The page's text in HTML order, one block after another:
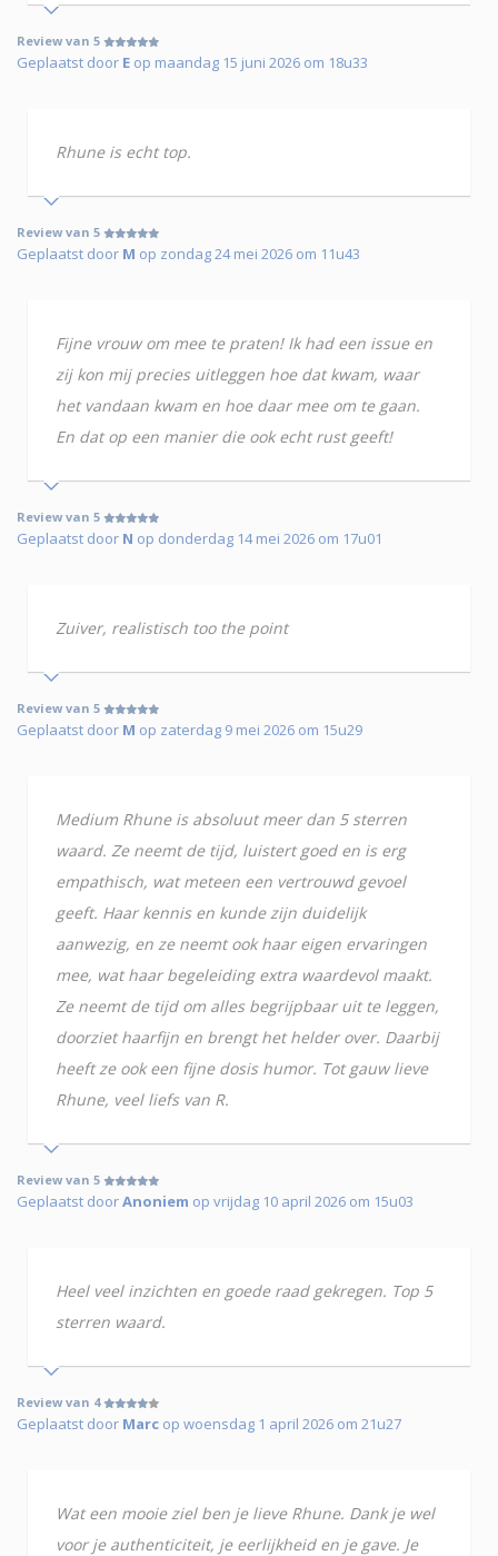
Review van 5
Geplaatst door E op maandag 15 juni 2026 om 18u33
Rhune is echt top.
Review van 5
Geplaatst door M op zondag 24 mei 2026 om 11u43
Fijne vrouw om mee te praten! Ik had een issue en
zij kon mij precies uitleggen hoe dat kwam, waar
het vandaan kwam en hoe daar mee om te gaan.
En dat op een manier die ook echt rust geeft!
Review van 5
Geplaatst door N op donderdag 14 mei 2026 om 17u01
Zuiver, realistisch too the point
Review van 5
Geplaatst door M op zaterdag 9 mei 2026 om 15u29
Medium Rhune is absoluut meer dan 5 sterren
waard. Ze neemt de tijd, luistert goed en is erg
empathisch, wat meteen een vertrouwd gevoel
geeft. Haar kennis en kunde zijn duidelijk
aanwezig, en ze neemt ook haar eigen ervaringen
mee, wat haar begeleiding extra waardevol maakt.
Ze neemt de tijd om alles begrijpbaar uit te leggen,
doorziet haarfijn en brengt het helder over. Daarbij
heeft ze ook een fijne dosis humor. Tot gauw lieve
Rhune, veel liefs van R.
Review van 5
Geplaatst doorAnoniem op vrijdag 10 april 2026 om 15u03
Heel veel inzichten en goede raad gekregen. Top 5
sterren waard.
Review van 4
Geplaatst door Marc op woensdag 1 april 2026 om 21u27
Wat een mooie ziel ben je lieve Rhune. Dank je wel
voor je authenticiteit, je eerlijkheid en je gave. Je